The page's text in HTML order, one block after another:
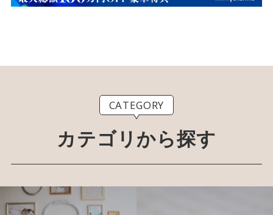
CATEGORY
カテゴリから探す